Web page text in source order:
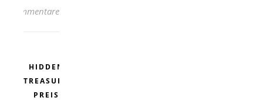
Kommentare
HIDDEN
TREASURE
PREIS